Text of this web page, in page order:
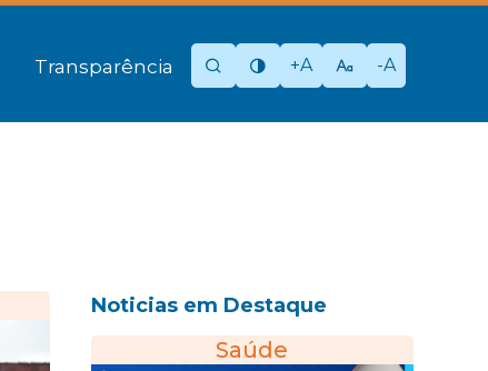
Transparência +A -A
Noticias em Destaque
Saúde